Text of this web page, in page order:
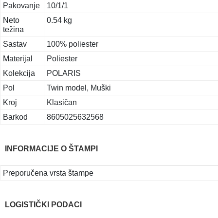
Pakovanje
10/1/1
Neto
težina
0.54 kg
Sastav
100% poliester
Materijal
Poliester
Kolekcija
POLARIS
Pol
Twin model, Muški
Kroj
Klasičan
Barkod
8605025632568
INFORMACIJE O ŠTAMPI
Preporučena vrsta štampe
LOGISTIČKI PODACI